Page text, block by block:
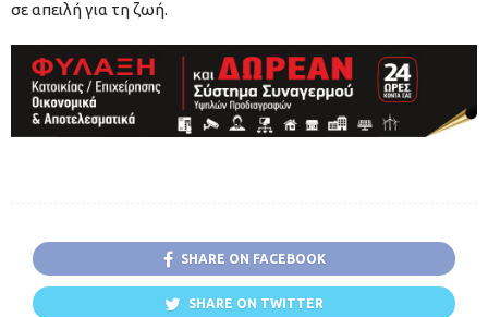
σε απειλή για τη ζωή.
SHARE ON FACEBOOK
SHARE ON TWITTER